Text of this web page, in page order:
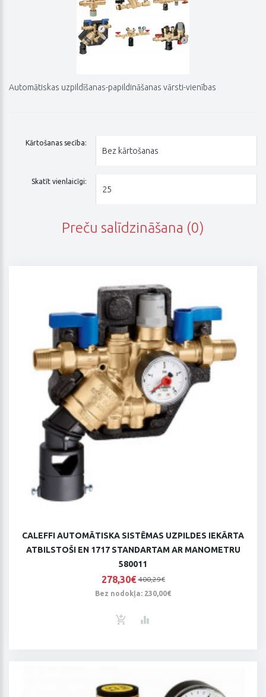
Automātiskas uzpildīšanas-papildināšanas vārsti-vienības
Kārtošanas secība:
Skatīt vienlaicīgi:
Preču salīdzināšana (0)
CALEFFI AUTOMĀTISKA SISTĒMAS UZPILDES IEKĀRTA
ATBILSTOŠI EN 1717 STANDARTAM AR MANOMETRU
580011
278,30€ 400,29€
Bez nodokļa: 230,00€